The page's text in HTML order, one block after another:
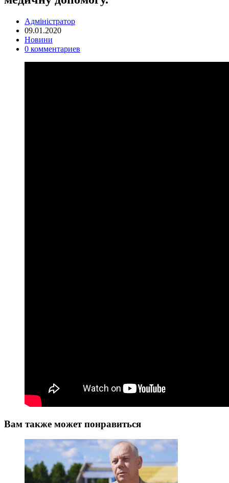
Адміністратор
09.01.2020
Новини
0 комментариев
Вам также может понравиться